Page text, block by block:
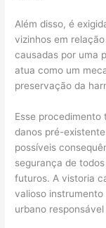
Além disso, é
vizinhos em
causadas por uma
atua como um
preservação da
Esse
danos pré-
possíveis
segurança de
futuros. A vistoria
valioso
urbano